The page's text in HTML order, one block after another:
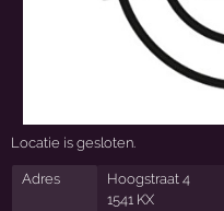
Locatie is gesloten.
Adres
Hoogstraat 4
1541 KX